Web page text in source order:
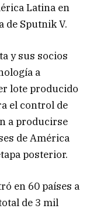
Latina en
de Sputnik V.
y sus socios
a
lote producido
el control de
a producirse
de América
posterior.
en 60 países a
de 3 mil